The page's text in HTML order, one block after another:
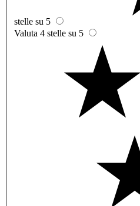
stelle su 5
Valuta 4 stelle su 5